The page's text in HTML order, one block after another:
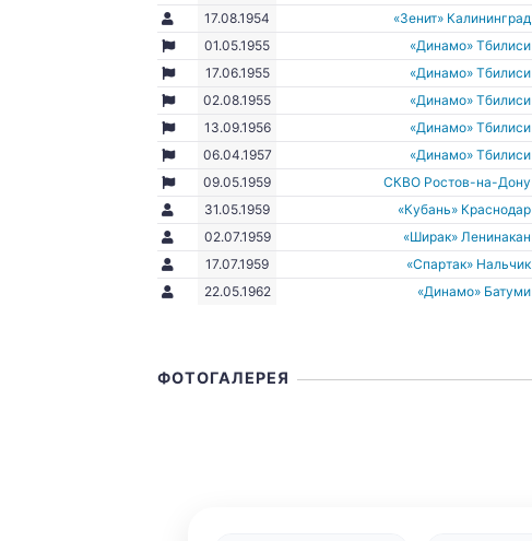
17.08.1954
«Зенит» Калининград
01.05.1955
«Динамо» Тбилиси
17.06.1955
«Динамо» Тбилиси
02.08.1955
«Динамо» Тбилиси
13.09.1956
«Динамо» Тбилиси
06.04.1957
«Динамо» Тбилиси
09.05.1959
СКВО Ростов-на-Дону
31.05.1959
«Кубань» Краснодар
02.07.1959
«Ширак» Ленинакан
17.07.1959
«Спартак» Нальчик
22.05.1962
«Динамо» Батуми
ФОТОГАЛЕРЕЯ